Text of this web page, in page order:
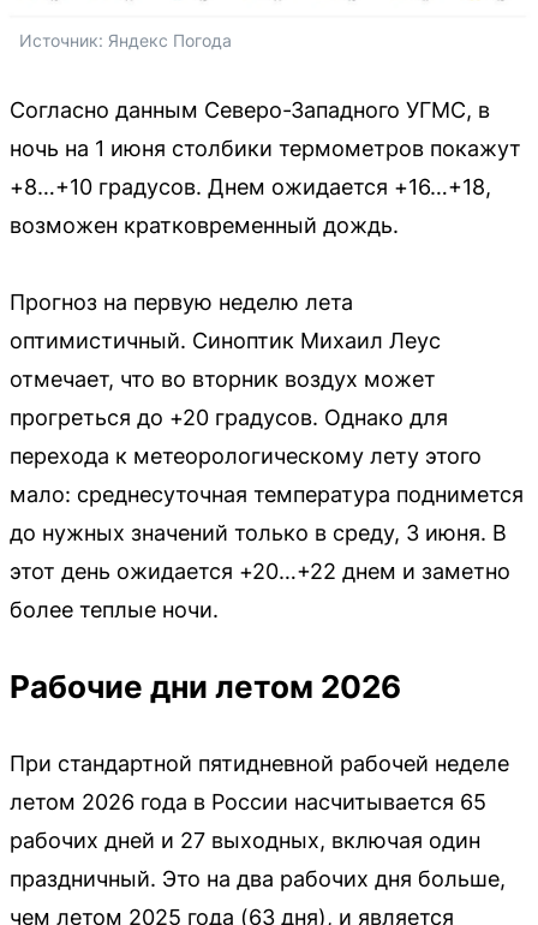
Источник: Яндекс Погода
Согласно данным Северо-Западного УГМС, в
ночь на 1 июня столбики термометров покажут
+8…+10 градусов. Днем ожидается +16…+18,
возможен кратковременный дождь.
Прогноз на первую неделю лета
оптимистичный. Синоптик Михаил Леус
отмечает, что во вторник воздух может
прогреться до +20 градусов. Однако для
перехода к метеорологическому лету этого
мало: среднесуточная температура поднимется
до нужных значений только в среду, 3 июня. В
этот день ожидается +20…+22 днем и заметно
более теплые ночи.
Рабочие дни летом 2026
При стандартной пятидневной рабочей неделе
летом 2026 года в России насчитывается 65
рабочих дней и 27 выходных, включая один
праздничный. Это на два рабочих дня больше,
чем летом 2025 года (63 дня), и является